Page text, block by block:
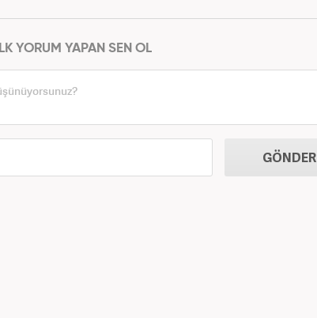
İLK YORUM YAPAN SEN OL
GÖNDER